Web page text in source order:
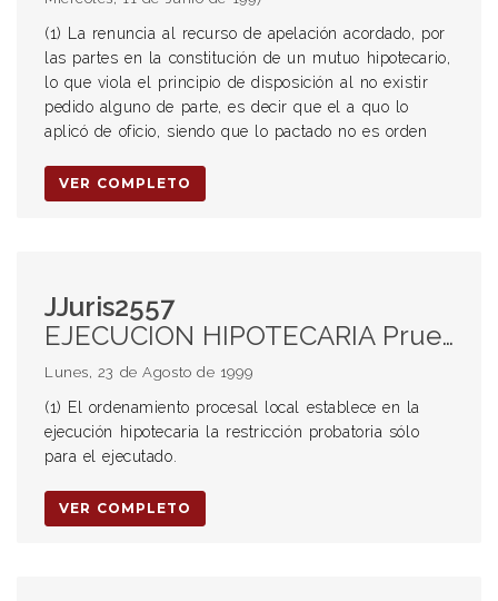
(1) La renuncia al recurso de apelación acordado, por
las partes en la constitución de un mutuo hipotecario,
lo que viola el principio de disposición al no existir
pedido alguno de parte, es decir que el a quo lo
aplicó de oficio, siendo que lo pactado no es orden
VER COMPLETO
JJuris2557
EJECUCION HIPOTECARIA Prueba Restricción probatoria
Lunes, 23 de Agosto de 1999
(1) El ordenamiento procesal local establece en la
ejecución hipotecaria la restricción probatoria sólo
para el ejecutado.
VER COMPLETO